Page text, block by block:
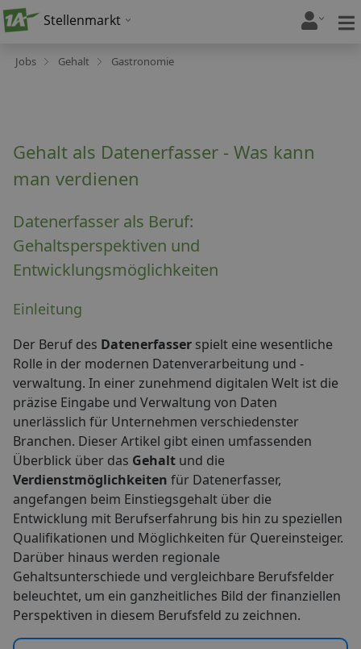
Stellenmarkt
Jobs Gehalt Gastronomie
Gehalt als Datenerfasser - Was kann
man verdienen
Datenerfasser als Beruf:
Gehaltsperspektiven und
Entwicklungsmöglichkeiten
Einleitung
Der Beruf des Datenerfasser spielt eine wesentliche
Rolle in der modernen Datenverarbeitung und -
verwaltung. In einer zunehmend digitalen Welt ist die
präzise Eingabe und Verwaltung von Daten
unerlässlich für Unternehmen verschiedenster
Branchen. Dieser Artikel gibt einen umfassenden
Überblick über das Gehalt und die
Verdienstmöglichkeiten für Datenerfasser,
angefangen beim Einstiegsgehalt über die
Entwicklung mit Berufserfahrung bis hin zu speziellen
Qualifikationen und Möglichkeiten für Quereinsteiger.
Darüber hinaus werden regionale
Gehaltsunterschiede und vergleichbare Berufsfelder
beleuchtet, um ein ganzheitliches Bild der finanziellen
Perspektiven in diesem Berufsfeld zu zeichnen.